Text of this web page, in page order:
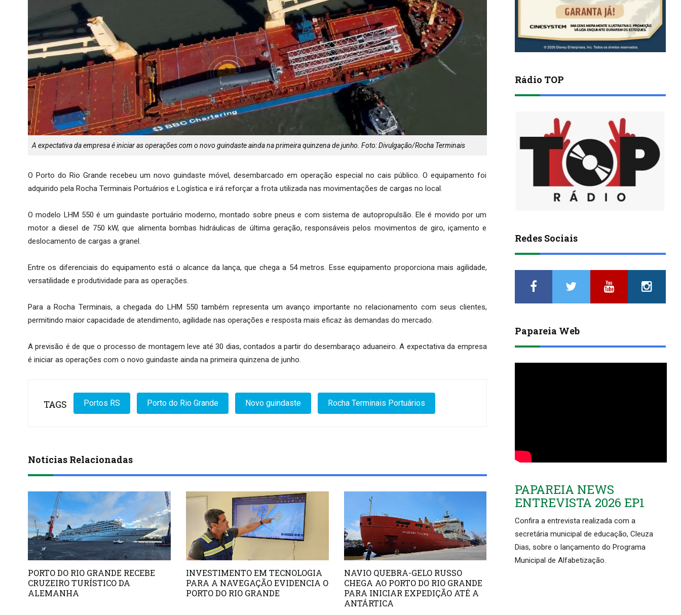
A expectativa da empresa é iniciar as operações com o novo guindaste ainda na primeira quinzena de junho. Foto: Divulgação/Rocha Terminais
O Porto do Rio Grande recebeu um novo guindaste móvel, desembarcado em operação especial no cais público. O equipamento foi
adquirido pela Rocha Terminais Portuários e Logística e irá reforçar a frota utilizada nas movimentações de cargas no local.
O modelo LHM 550 é um guindaste portuário moderno, montado sobre pneus e com sistema de autopropulsão. Ele é movido por um
motor a diesel de 750 kW, que alimenta bombas hidráulicas de última geração, responsáveis pelos movimentos de giro, içamento e
deslocamento de cargas a granel.
Entre os diferenciais do equipamento está o alcance da lança, que chega a 54 metros. Esse equipamento proporciona mais agilidade,
versatilidade e produtividade para as operações.
Para a Rocha Terminais, a chegada do LHM 550 também representa um avanço importante no relacionamento com seus clientes,
permitindo maior capacidade de atendimento, agilidade nas operações e resposta mais eficaz às demandas do mercado.
A previsão é de que o processo de montagem leve até 30 dias, contados a partir do desembaraço aduaneiro. A expectativa da empresa
é iniciar as operações com o novo guindaste ainda na primeira quinzena de junho.
TAGS Portos RS Porto do Rio Grande Novo guindaste Rocha Terminais Portuários
Notícias Relacionadas
PORTO DO RIO GRANDE RECEBE
CRUZEIRO TURÍSTICO DA
ALEMANHA
INVESTIMENTO EM TECNOLOGIA
PARA A NAVEGAÇÃO EVIDENCIA O
PORTO DO RIO GRANDE
NAVIO QUEBRA-GELO RUSSO
CHEGA AO PORTO DO RIO GRANDE
PARA INICIAR EXPEDIÇÃO ATÉ A
ANTÁRTICA
Rádio TOP
Redes Sociais
Papareia Web
PAPAREIA NEWS
ENTREVISTA 2026 EP1
Confira a entrevista realizada com a
secretária municipal de educação, Cleuza
Dias, sobre o lançamento do Programa
Municipal de Alfabetização.